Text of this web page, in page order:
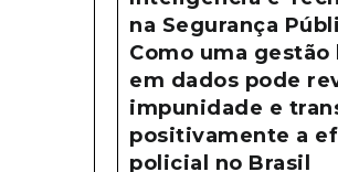
na Segurança
Como uma gestão
em dados pode
impunidade e
positivamente a
policial no Brasil